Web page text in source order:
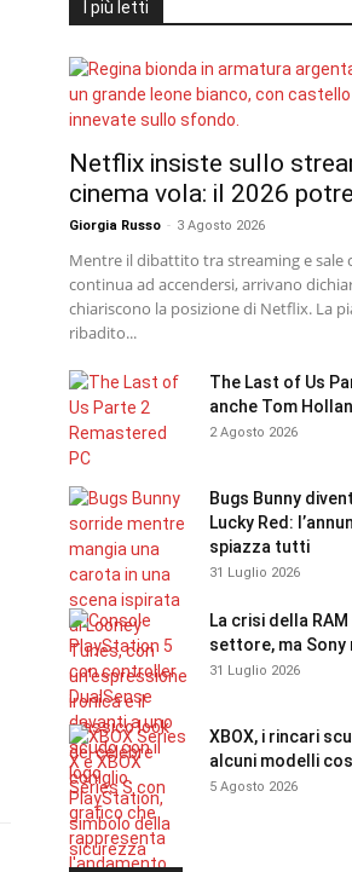
I più letti
Netflix insiste sullo
cinema vola: il 2026
Giorgia Russo - 3 Agosto 2026
Mentre il dibattito tra streaming e sale
continua ad accendersi, arrivano
chiariscono la posizione di Netflix. La
ribadito...
The Last of Us
anche Tom
2 Agosto 2026
Bugs Bunny
Lucky Red:
spiazza tutti
31 Luglio 2026
La crisi della
settore, ma Sony
31 Luglio 2026
XBOX, i rincari
alcuni modelli
5 Agosto 2026